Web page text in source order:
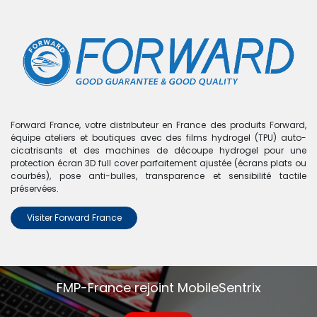
Boutique 0 articles trouvés.
Nous n'avons trouvé aucun
produit !
Aucun produit défini dans la catégorieHonor Play 30
.
Forward France, votre distributeur en France des produits Forward,
équipe ateliers et boutiques avec des films hydrogel (TPU) auto-
cicatrisants et des machines de découpe hydrogel pour une
protection écran 3D full cover parfaitement ajustée (écrans plats ou
courbés), pose anti-bulles, transparence et sensibilité tactile
préservées.
Visiter Forward France
FMP-France rejoint MobileSentrix